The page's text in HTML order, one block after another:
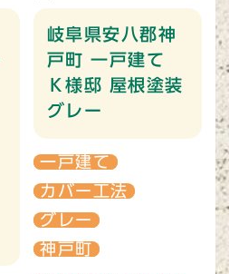
岐阜県安八郡神
戸町 一戸建て
Ｋ様邸 屋根塗装
グレー
一戸建て
カバー工法
グレー
神戸町